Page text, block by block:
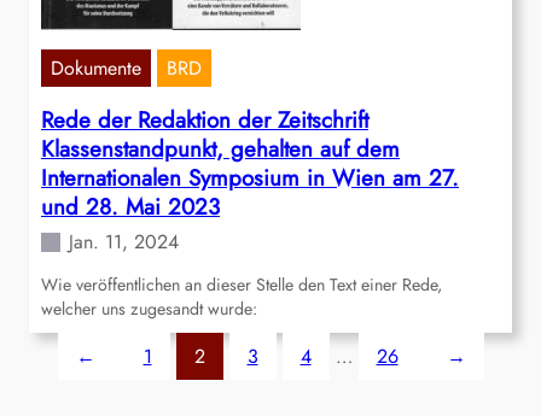
Dokumente BRD
Rede der Redaktion der Zeitschrift
Klassenstandpunkt, gehalten auf dem
Internationalen Symposium in Wien am 27.
und 28. Mai 2023
Jan. 11, 2024
Wie veröffentlichen an dieser Stelle den Text einer Rede,
welcher uns zugesandt wurde:
← 1 2 3 4 … 26 →